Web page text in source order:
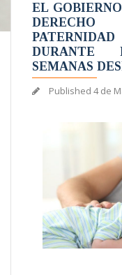
EL
DURANTE
SEMANAS
Published 4 de